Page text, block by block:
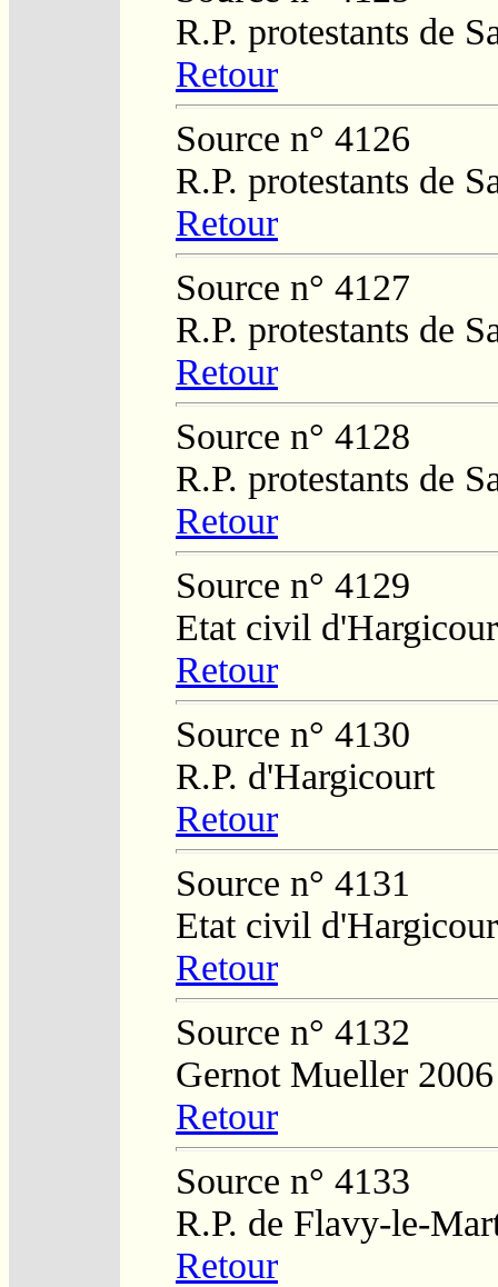
R.P. protestants de
Retour
Source n° 4126
R.P. protestants de
Retour
Source n° 4127
R.P. protestants de
Retour
Source n° 4128
R.P. protestants de
Retour
Source n° 4129
Etat civil
Retour
Source n° 4130
R.P. d'Hargicourt
Retour
Source n° 4131
Etat civil
Retour
Source n° 4132
Gernot Mueller 2006
Retour
Source n° 4133
R.P. de Flavy-le-
Retour